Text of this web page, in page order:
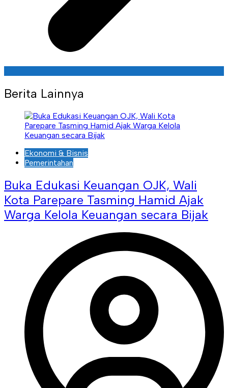
Berita Lainnya
Ekonomi & Bisnis
Pemerintahan
Buka Edukasi Keuangan OJK, Wali
Kota Parepare Tasming Hamid Ajak
Warga Kelola Keuangan secara Bijak